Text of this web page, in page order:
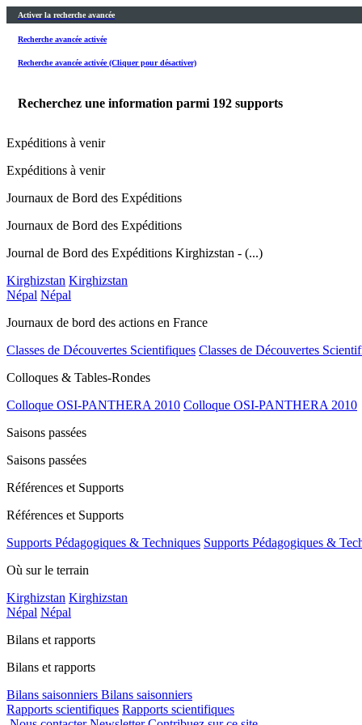
Activer la recherche avancée
Recherche avancée activée
Recherche avancée activée (Cliquer pour désactiver)
Recherchez une information parmi 192 supports
Expéditions à venir
Expéditions à venir
Journaux de Bord des Expéditions
Journaux de Bord des Expéditions
Journal de Bord des Expéditions Kirghizstan - (...)
Kirghizstan Kirghizstan
Népal Népal
Journaux de bord des actions en France
Classes de Découvertes Scientifiques Classes de Découvertes
Colloques & Tables-Rondes
Colloque OSI-PANTHERA 2010 Colloque OSI-PANTHERA 2010
Saisons passées
Saisons passées
Références et Supports
Références et Supports
Supports Pédagogiques & Techniques Supports Pédagogiques &
Où sur le terrain
Kirghizstan Kirghizstan
Népal Népal
Bilans et rapports
Bilans et rapports
Bilans saisonniers Bilans saisonniers
Rapports scientifiques Rapports scientifiques